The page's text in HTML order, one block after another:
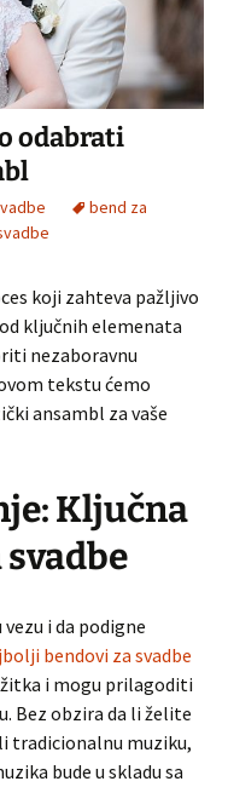
odabrati
bend za
koji zahteva pažljivo
ključnih elemenata
nezaboravnu
tekstu ćemo
ansambl za vaše
Ključna
i da podigne
bendovi za svadbe
i mogu prilagoditi
Bez obzira da li želite
tradicionalnu muziku,
bude u skladu sa